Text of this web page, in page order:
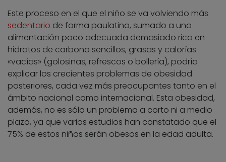
Este proceso en el que el niño se va volviendo más
sedentario de forma paulatina, sumado a una
alimentación poco adecuada demasiado rica en
hidratos de carbono sencillos, grasas y calorías
«vacías» (golosinas, refrescos o bollería), podría
explicar los crecientes problemas de obesidad
posteriores, cada vez más preocupantes tanto en el
ámbito nacional como internacional. Esta obesidad,
además, no es sólo un problema a corto ni a medio
plazo, ya que varios estudios han constatado que el
75% de estos niños serán obesos en la edad adulta.